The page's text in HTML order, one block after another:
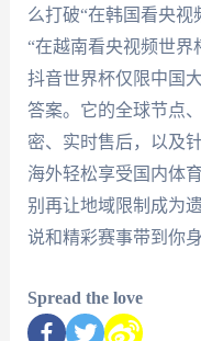
么打破“在韩国看央
“在越南看央视频世界
抖音世界杯仅限中国
答案。它的全球节点
密、实时售后，以及
海外轻松享受国内体
别再让地域限制成为
说和精彩赛事带到你身
Spread the love